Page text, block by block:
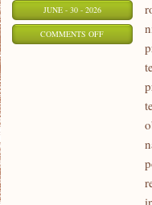
JUNE - 30 - 2026
COMMENTS OFFON